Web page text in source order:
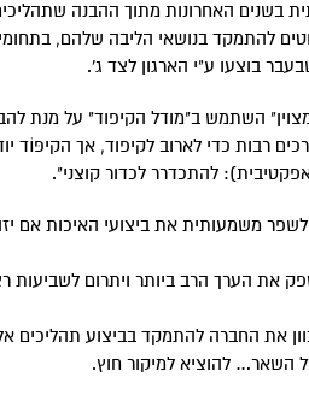
בשנים האחרונות מתוך ההבנה
נוטים להתמקד בנושאי הליבה שלהם,
בוצעו ע"י הארגון לצד ג'.
השתמש ב"מודל הקיפוד" על מנת
רבות כדי לארוב לקיפוד, אך הקיפּוֹד
להתכדרר לכדור קוצני".
לשפר משמעותית את ביצועי האיכות אם
את הערך הרב ביותר ויתרום לשביעות
את החברה להתמקד בביצוע תהליכים
להוציא למיקור חוץ.